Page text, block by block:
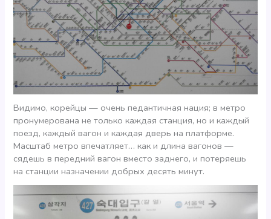
Видимо, корейцы — очень педантичная нация; в метро
пронумерована не только каждая станция, но и каждый
поезд, каждый вагон и каждая дверь на платформе.
Масштаб метро впечатляет… как и длина вагонов —
сядешь в передний вагон вместо заднего, и потеряешь
на станции назначении добрых десять минут.